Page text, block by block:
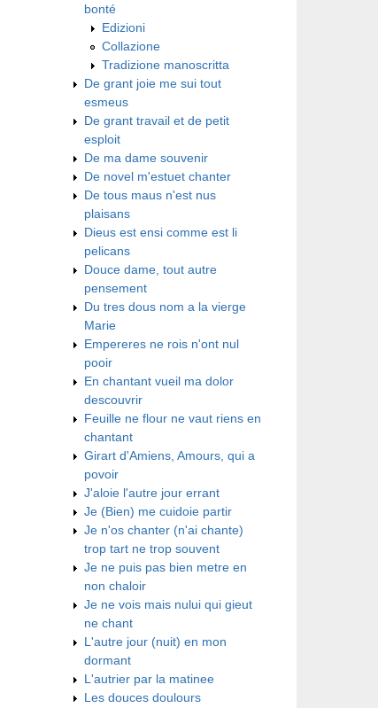
bonté
Edizioni
Collazione
Tradizione manoscritta
De grant joie me sui tout
esmeus
De grant travail et de petit
esploit
De ma dame souvenir
De novel m'estuet chanter
De tous maus n'est nus
plaisans
Dieus est ensi comme est li
pelicans
Douce dame, tout autre
pensement
Du tres dous nom a la vierge
Marie
Empereres ne rois n'ont nul
pooir
En chantant vueil ma dolor
descouvrir
Feuille ne flour ne vaut riens en
chantant
Girart d'Amiens, Amours, qui a
povoir
J'aloie l'autre jour errant
Je (Bien) me cuidoie partir
Je n'os chanter (n'ai chante)
trop tart ne trop souvent
Je ne puis pas bien metre en
non chaloir
Je ne vois mais nului qui gieut
ne chant
L'autre jour (nuit) en mon
dormant
L'autrier par la matinee
Les douces doulours